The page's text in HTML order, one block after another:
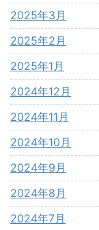
2025年3月
2025年2月
2025年1月
2024年12月
2024年11月
2024年10月
2024年9月
2024年8月
2024年7月